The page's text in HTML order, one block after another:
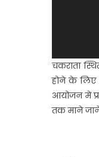
चकराता
होने के लिए
आयोजन में
तक माने